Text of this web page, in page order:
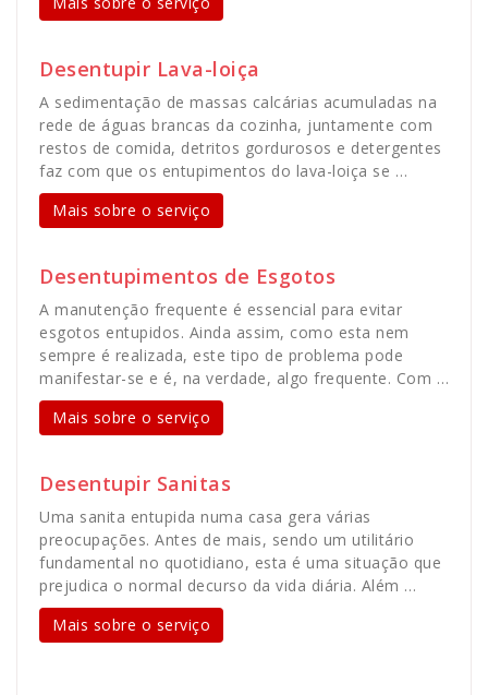
Desentupir Lava-loiça
A sedimentação de massas calcárias acumuladas na
rede de águas brancas da cozinha, juntamente com
restos de comida, detritos gordurosos e detergentes
faz com que os entupimentos do lava-loiça se …
Mais sobre o serviço
Desentupimentos de Esgotos
A manutenção frequente é essencial para evitar
esgotos entupidos. Ainda assim, como esta nem
sempre é realizada, este tipo de problema pode
manifestar-se e é, na verdade, algo frequente. Com …
Mais sobre o serviço
Desentupir Sanitas
Uma sanita entupida numa casa gera várias
preocupações. Antes de mais, sendo um utilitário
fundamental no quotidiano, esta é uma situação que
prejudica o normal decurso da vida diária. Além …
Mais sobre o serviço